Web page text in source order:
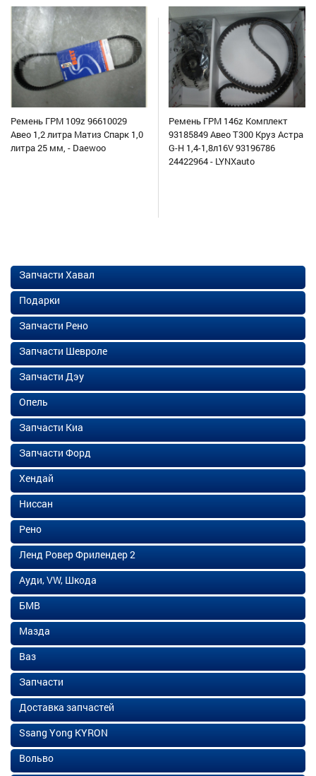
Ремень ГРМ 109z 96610029
Авео 1,2 литра Матиз Спарк 1,0
литра 25 мм, - Daewoo
Ремень ГРМ 146z Комплект
93185849 Авео Т300 Круз Астра
G-H 1,4-1,8л16V 93196786
24422964 - LYNXauto
Запчасти Хавал
Подарки
Запчасти Рено
Запчасти Шевроле
Запчасти Дэу
Опель
Запчасти Киа
Запчасти Форд
Хендай
Ниссан
Рено
Ленд Ровер Фрилендер 2
Ауди, VW, Шкода
БМВ
Мазда
Ваз
Запчасти
Доставка запчастей
Ssang Yong KYRON
Вольво